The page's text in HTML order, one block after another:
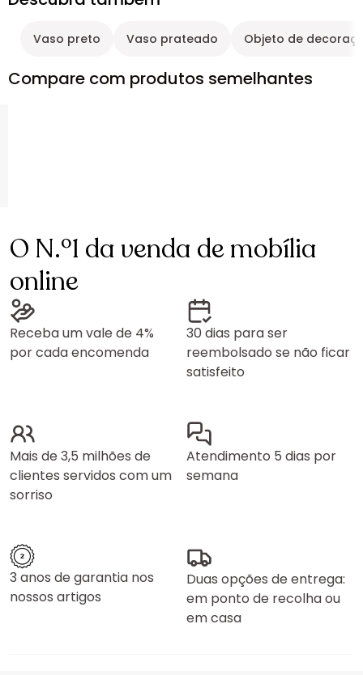
Vaso preto Vaso prateado Objeto de
Compare com produtos semelhantes
O N.º1 da venda de mobília
online
Receba um vale de 4%
por cada encomenda
30 dias para ser
reembolsado se não ficar
satisfeito
Mais de 3,5 milhões de
clientes servidos com um
sorriso
Atendimento 5 dias por
semana
3 anos de garantia nos
nossos artigos
Duas opções de entrega:
em ponto de recolha ou
em casa